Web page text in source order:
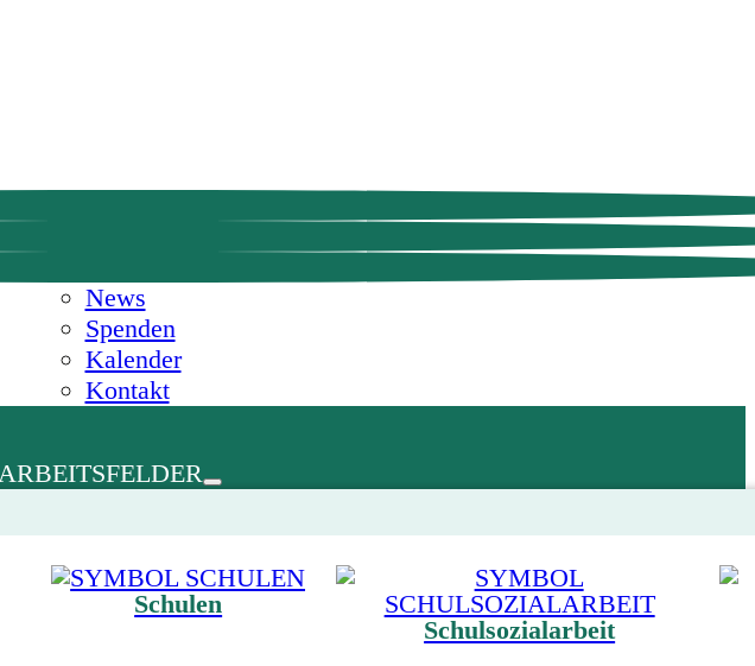
News
Spenden
Kalender
Kontakt
Schulen
Schulsozialarbeit